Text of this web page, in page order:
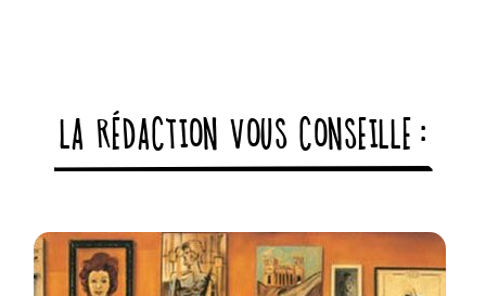
LA RÉDACTION VOUS CONSEILLE :